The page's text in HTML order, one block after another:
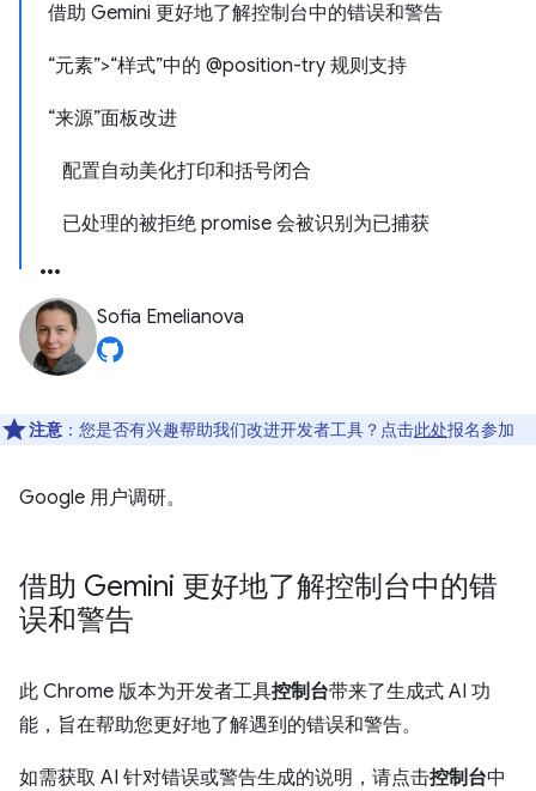
借助 Gemini 更好地了解控制台中的错误和警告
“元素”>“样式”中的 @position-try 规则支持
“来源”面板改进
配置自动美化打印和括号闭合
已处理的被拒绝 promise 会被识别为已捕获
Sofia Emelianova
注意 ：您是否有兴趣帮助我们改进开发者工具？点击此处报名参加
Google 用户调研。
借助 Gemini 更好地了解控制台中的错
误和警告
此 Chrome 版本为开发者工具控制台带来了生成式 AI 功
能，旨在帮助您更好地了解遇到的错误和警告。
如需获取 AI 针对错误或警告生成的说明，请点击控制台中